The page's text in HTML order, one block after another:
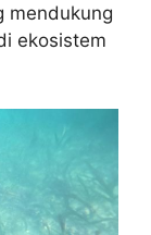
mendukung
ekosistem